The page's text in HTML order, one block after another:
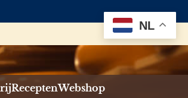
ReceptenWebshop
NL